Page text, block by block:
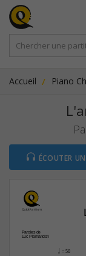
Accueil Piano
ÉCOUTER
Paroles de
Luc Plamandon
h = 50